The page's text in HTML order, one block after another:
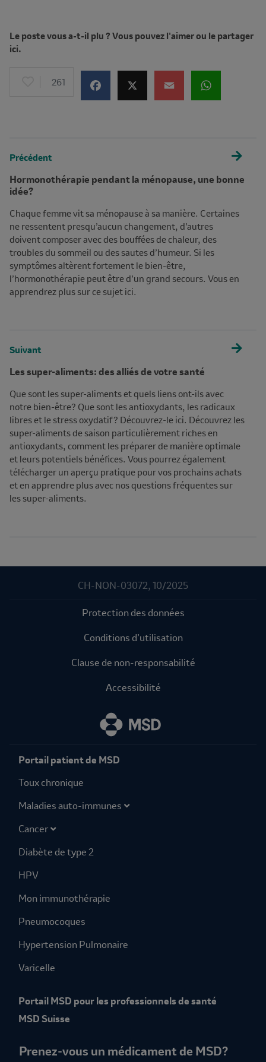
Le poste vous a-t-il plu ? Vous pouvez l'aimer ou le partager
ici.
261
Précédent
Hormonothérapie pendant la ménopause, une bonne
idée?
Chaque femme vit sa ménopause à sa manière. Certaines
ne ressentent presqu’aucun changement, d’autres
doivent composer avec des bouffées de chaleur, des
troubles du sommeil ou des sautes d’humeur. Si les
symptômes altèrent fortement le bien-être,
l’hormonothérapie peut être d’un grand secours. Vous en
apprendrez plus sur ce sujet ici.
Suivant
Les super-aliments: des alliés de votre santé
Que sont les super-aliments et quels liens ont-ils avec
notre bien-être? Que sont les antioxydants, les radicaux
libres et le stress oxydatif? Découvrez-le ici. Découvrez les
super-aliments de saison particulièrement riches en
antioxydants, comment les préparer de manière optimale
et leurs potentiels bénéfices. Vous pourrez également
télécharger un aperçu pratique pour vos prochains achats
et en apprendre plus avec nos questions fréquentes sur
les super-aliments.
Protection des données
Conditions d’utilisation
Clause de non-responsabilité
Accessibilité
CH-NON-03072, 10/2025
Portail patient de MSD
Toux chronique
Maladies auto-immunes
Cancer
Diabète de type 2
HPV
Mon immunothérapie
Pneumocoques
Hypertension Pulmonaire
Varicelle
Portail MSD pour les professionnels de santé
MSD Suisse
Prenez-vous un médicament de MSD?